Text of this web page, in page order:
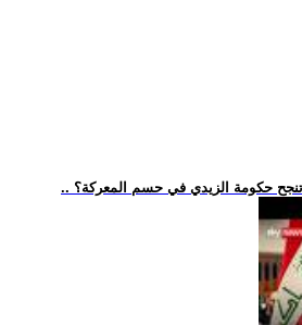
حكومة الزيدي في حسم المعركة؟